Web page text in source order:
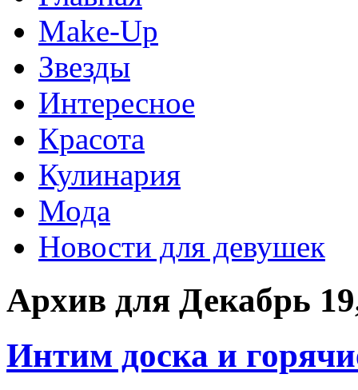
Make-Up
Звезды
Интересное
Красота
Кулинария
Мода
Новости для девушек
Архив для Декабрь
Интим доска и